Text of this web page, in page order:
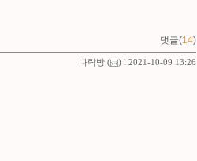
댓글(14)
다락방 ( ) l 2021-10-09 13:26